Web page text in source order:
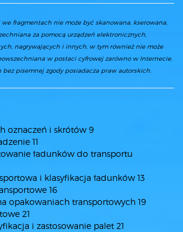
we fragmentach nie może być skanowana, kserowana,
za pomocą urządzeń elektronicznych,
nagrywających i innych, w tym również nie może
w postaci cyfrowej zarówno w Internecie,
pisemnej zgody posiadacza praw autorskich.
oznaczeń i skrótów 9
11
ładunków do transportu
i klasyfikacja ładunków 13
16
opakowaniach transportowych 19
21
i zastosowanie palet 21